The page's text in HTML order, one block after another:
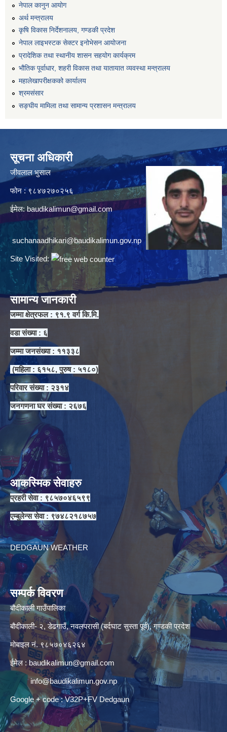
नेपाल कानुन आयोग
अर्थ मन्त्रालय
कृषि विकास निर्देशनालय, गण्डकी प्रदेश
नेपाल लाइभस्टक सेक्टर इनोभेसन आयोजना
प्रादेशिक तथा स्थानीय शासन सहयोग कार्यक्रम
भौतिक पूर्वाधार, शहरी विकास तथा यातायात व्यवस्था मन्त्रालय
महालेखापरीक्षकको कार्यालय
श्रमसंसार
सङ्घीय मामिला तथा सामान्य प्रशासन मन्त्रालय
सूचना अधिकारी
जीवलाल भुसाल
फोन : ९८४७२७०२५६
ईमेल: baudikalimun@gmail.com
suchanaadhikari@baudikalimun.gov.np
Site Visited:
सामान्य जानकारी
जम्मा क्षेत्रफल : ९१.९ वर्ग कि.मि.
वडा संख्या : ६
जम्मा जनसंख्या : ११३३८
(महिला : ६१५८, पुरुष : ५१८०)
परिवार संख्या : २३१४
जनगणना घर संख्या : २६७६
आकस्मिक सेवाहरु
प्रहरी सेवा : ९८५७०४६५९९
एम्बुलेन्स सेवा : ९७४८२१८७५७
DEDGAUN WEATHER
सम्पर्क विवरण
बौदीकाली गाउँपालिका
बौदीकाली- २, डेढगाउँ, नवलपरासी (बर्दघाट सुस्ता पूर्व), गण्डकी प्रदेश
मोबाइल नं. ९८५७०४६२६४
ईमेल : baudikalimun@gmail.com
info@baudikalimun.gov.np
Google + code : V32P+FV Dedgaun